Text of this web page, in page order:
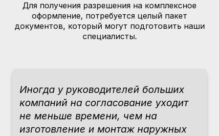
Для получения разрешения на комплексное
оформление, потребуется целый пакет
документов, который могут подготовить наши
специалисты.
Иногда у руководителей больших
компаний на согласование уходит
не меньше времени, чем на
изготовление и монтаж наружных